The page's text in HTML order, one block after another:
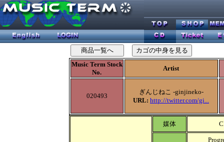
Music Term Stock
No.
Artist
020493
ぎんじねこ -ginjineko-
URL: http://twitter.com/gi...
媒体